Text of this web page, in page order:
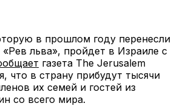
в прошлом году перенесли
льва», пройдет в Израиле с
газета The Jerusalem
что в страну прибудут тысячи
их семей и гостей из
со всего мира.